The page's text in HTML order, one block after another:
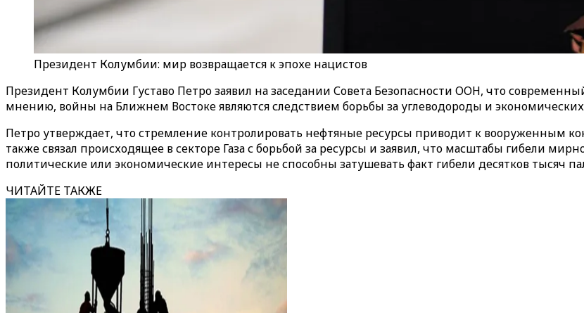
Президент Колумбии: мир возвращается к эпохе нацистов
Президент Колумбии Густаво Петро заявил на заседании Совета Безопасности ООН, что
мнению, войны на Ближнем Востоке являются следствием борьбы за углеводороды и
Петро утверждает, что стремление контролировать нефтяные ресурсы приводит к вооруженным
также связал происходящее в секторе Газа с борьбой за ресурсы и заявил, что масштабы гибели
политические или экономические интересы не способны затушевать факт гибели десятков тысяч
ЧИТАЙТЕ ТАКЖЕ